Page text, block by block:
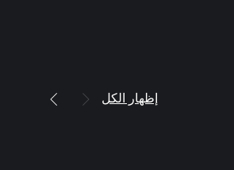
إظهار الكل